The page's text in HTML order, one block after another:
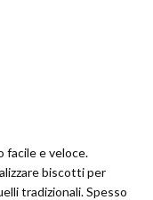
facile e veloce.
biscotti per
tradizionali. Spesso